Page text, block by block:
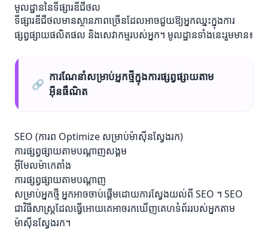
មូលដ្ឋាននៃទីផ្សារឌីជីថល
ទីផ្សារឌីជីថលមានស្ថានភាពច្រើនដែលអាចជួយឱ្យអ្នកឈ្នះក្នុងការ
ផ្សព្វផ្សាយផលិតផល និងសេវាកម្មរបស់អ្នក។ មូលដ្ឋានទាំងនេះរួមមាន៖
🔗
ការណែនាំសម្រាប់អ្នកថ្មីក្នុងការផ្សព្វផ្សាយតាម
អ៊ីនធឺណិត
SEO (ការព Optimize សម្រាប់ម៉ាស៊ីនស្វែងរក)
ការផ្សព្វផ្សាយតាមបណ្តាញសង្គម
អ៊ីមែលម៉ាកេតាំង
ការផ្សព្វផ្សាយតាមបណ្តាញ
សម្រាប់អ្នកថ្មី អ្នកអាចចាប់ផ្តើមដោយការស្វែងយល់ពី SEO ។ SEO
ជាវិធីសាស្ត្រដែលធ្វើអោយគេអាចរកឃើញគេហទំព័ររបស់អ្នកតាម
ម៉ាស៊ីនស្វែងរក។